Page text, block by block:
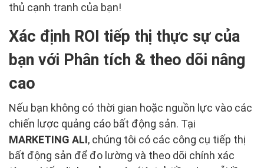
thủ cạnh tranh của bạn!
Xác định ROI tiếp thị thực sự của
bạn với Phân tích & theo dõi nâng
cao
Nếu bạn không có thời gian hoặc nguồn lực vào các
chiến lược quảng cáo bất động sản. Tại
MARKETING ALI, chúng tôi có các công cụ tiếp thị
bất động sản để đo lường và theo dõi chính xác